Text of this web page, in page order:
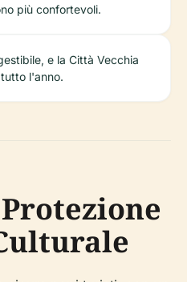
più confortevoli.
e la Città Vecchia
l'anno.